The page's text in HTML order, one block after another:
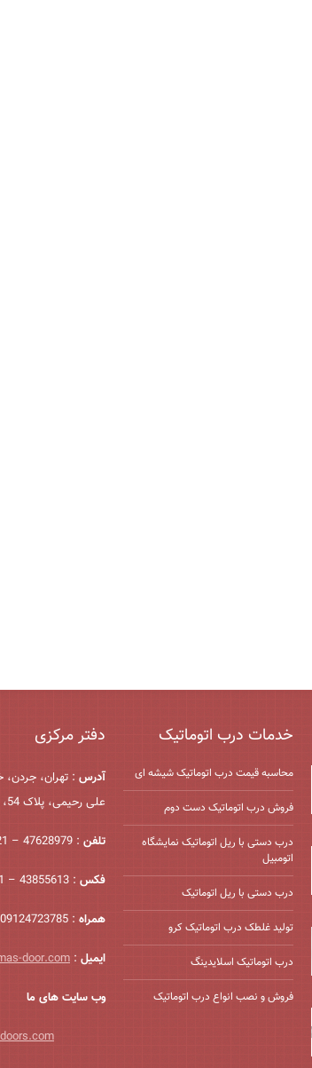
خدمات درب اتوماتیک
محاسبه قیمت درب اتوماتیک شیشه ‌ای
فروش درب اتوماتیک دست دوم
درب دستی با ریل اتوماتیک نمایشگاه
اتومبیل
درب دستی با ریل اتوماتیک
تولید غلطک درب اتوماتیک کرو
درب اتوماتیک اسلایدینگ
فروش و نصب انواع درب اتوماتیک
دفتر مرکزی
آدرس : تهران، جردن،
علی رحیمی، پلاک 54، واحد 2
تلفن : 47628979 – 021
فکس : 43855613 – 021
همراه : 09124723785
ایمیل :
door.com
وب سایت های ما